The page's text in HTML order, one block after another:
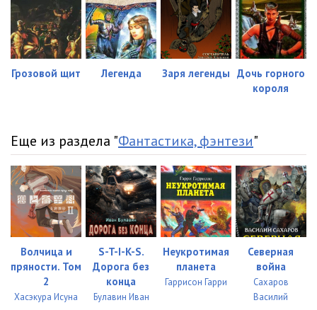
024 - Глава 23 28:47
025 - Глава 24 17:31
026 - Глава 25 29:44
Грозовой щит Легенда Заря легенды Дочь горного
короля
Еще из раздела "Фантастика, фэнтези"
Волчица и
пряности. Том
2
Хасэкура Исуна
S-T-I-K-S.
Дорога без
конца
Булавин Иван
Неукротимая
планета
Гаррисон Гарри
Северная
война
Сахаров
Василий